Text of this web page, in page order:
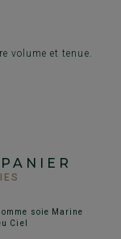
volume et tenue.